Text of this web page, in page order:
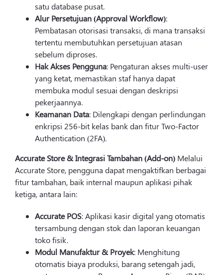
satu database pusat.
Alur Persetujuan (Approval Workflow):
Pembatasan otorisasi transaksi, di mana transaksi
tertentu membutuhkan persetujuan atasan
sebelum diproses.
Hak Akses Pengguna: Pengaturan akses multi-user
yang ketat, memastikan staf hanya dapat
membuka modul sesuai dengan deskripsi
pekerjaannya.
Keamanan Data: Dilengkapi dengan perlindungan
enkripsi 256-bit kelas bank dan fitur Two-Factor
Authentication (2FA).
Accurate Store & Integrasi Tambahan (Add-on) Melalui
Accurate Store, pengguna dapat mengaktifkan berbagai
fitur tambahan, baik internal maupun aplikasi pihak
ketiga, antara lain:
Accurate POS: Aplikasi kasir digital yang otomatis
tersambung dengan stok dan laporan keuangan
toko fisik.
Modul Manufaktur & Proyek: Menghitung
otomatis biaya produksi, barang setengah jadi,